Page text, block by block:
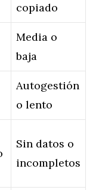
copiado
Media o
baja
Autogestión
o lento
Sin datos o
incompletos